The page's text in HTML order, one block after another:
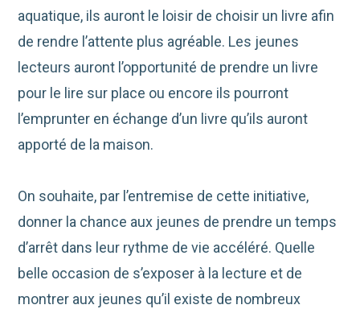
aquatique, ils auront le loisir de choisir un livre afin
de rendre l’attente plus agréable. Les jeunes
lecteurs auront l’opportunité de prendre un livre
pour le lire sur place ou encore ils pourront
l’emprunter en échange d’un livre qu’ils auront
apporté de la maison.
On souhaite, par l’entremise de cette initiative,
donner la chance aux jeunes de prendre un temps
d’arrêt dans leur rythme de vie accéléré. Quelle
belle occasion de s’exposer à la lecture et de
montrer aux jeunes qu’il existe de nombreux